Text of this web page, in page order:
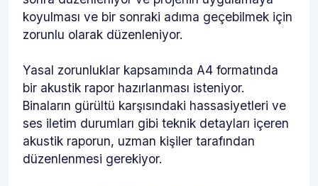
koyulması ve bir sonraki adıma geçebilmek için
zorunlu olarak düzenleniyor.
Yasal zorunluklar kapsamında A4 formatında
bir akustik rapor hazırlanması isteniyor.
Binaların gürültü karşısındaki hassasiyetleri ve
ses iletim durumları gibi teknik detayları içeren
akustik raporun, uzman kişiler tarafından
düzenlenmesi gerekiyor.